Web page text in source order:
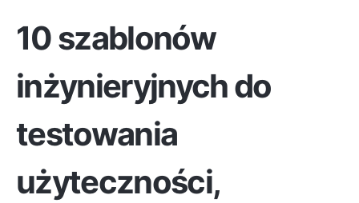
10 szablonów
inżynieryjnych do
testowania
użyteczności,